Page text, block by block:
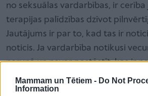
Mammam un Tētiem - Do Not
Information
no seksuālas vardarbības, ir cerība
terapijas palīdzības dzīvot
Jautājums ir par to, kad tas ir
noticis. Ja vardarbība notikusi
nerunā un nevar pastāstīt, kas ir
neverbāla, un tā daudz vairāk
Sajūtas un pārdzīvojumi